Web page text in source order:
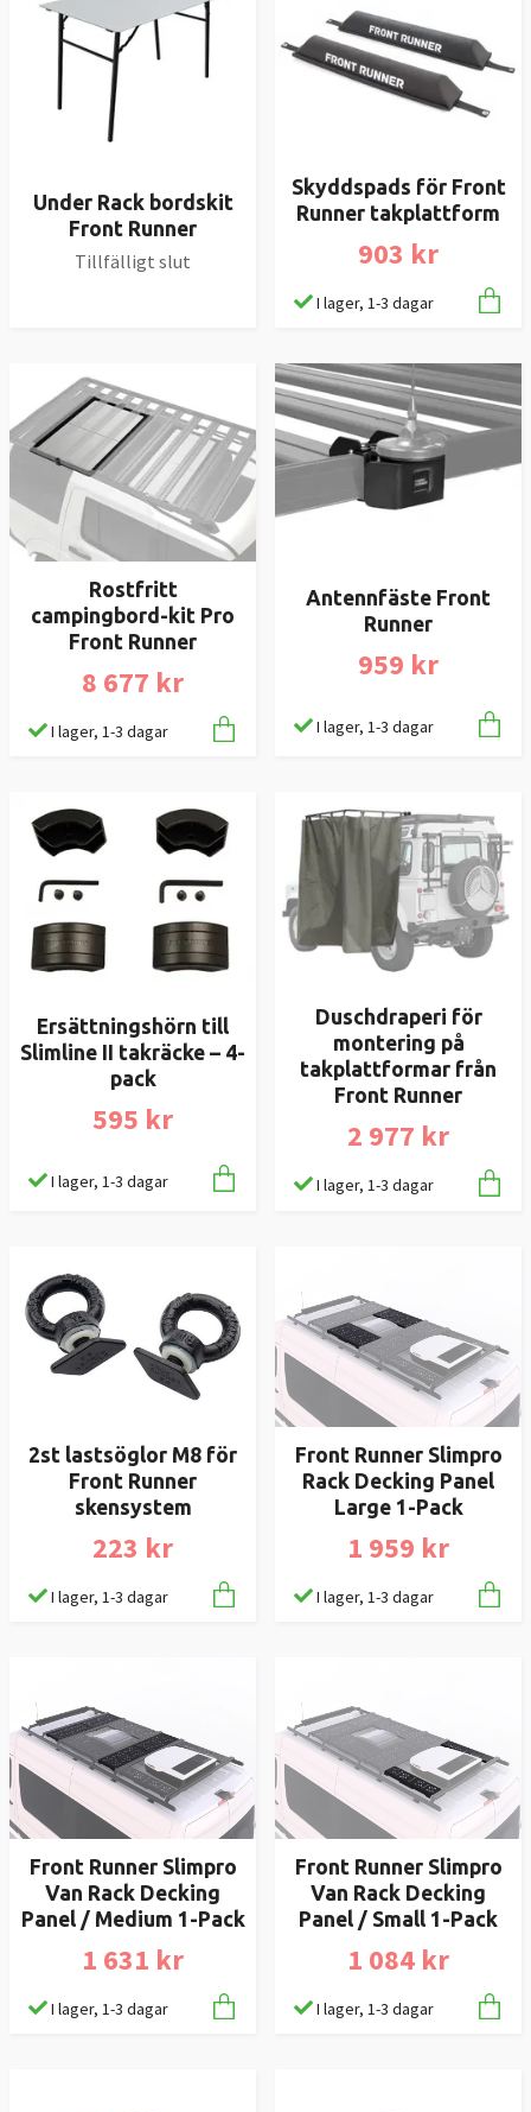
Under Rack bordskit
Front Runner
Tillfälligt slut
Skyddspads för Front
Runner takplattform
903 kr
I lager, 1-3 dagar
Rostfritt
campingbord-kit Pro
Front Runner
8 677 kr
I lager, 1-3 dagar
Antennfäste Front
Runner
959 kr
I lager, 1-3 dagar
Ersättningshörn till
Slimline II takräcke – 4-
pack
595 kr
I lager, 1-3 dagar
Duschdraperi för
montering på
takplattformar från
Front Runner
2 977 kr
I lager, 1-3 dagar
2st lastsöglor M8 för
Front Runner
skensystem
223 kr
I lager, 1-3 dagar
Front Runner Slimpro
Rack Decking Panel
Large 1-Pack
1 959 kr
I lager, 1-3 dagar
Front Runner Slimpro
Van Rack Decking
Panel / Medium 1-Pack
1 631 kr
I lager, 1-3 dagar
Front Runner Slimpro
Van Rack Decking
Panel / Small 1-Pack
1 084 kr
I lager, 1-3 dagar